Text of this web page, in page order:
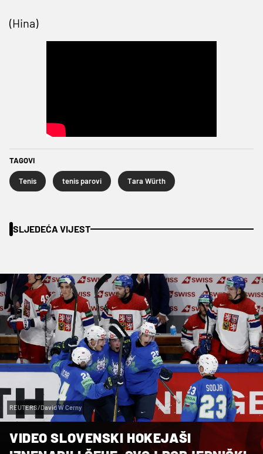
(Hina)
TAGOVI
Tenis tenis parovi Tara Würth
SLJEDEĆA VIJEST
REUTERS/David W Cerny
VIDEO SLOVENSKI HOKEJAŠI